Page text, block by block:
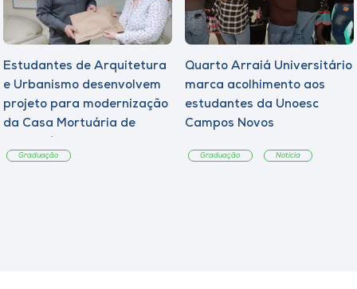
Estudantes de Arquitetura
e Urbanismo desenvolvem
projeto para modernização
da Casa Mortuária de
Graduação
Quarto Arraiá Universitário
marca acolhimento aos
estudantes da Unoesc
Campos Novos
Graduação Notícia